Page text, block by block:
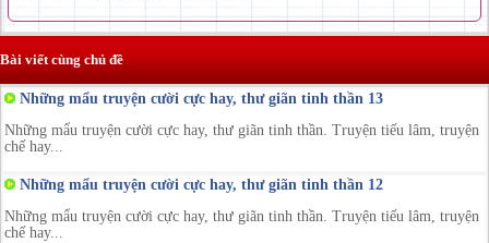
Bài viết cùng chủ đề
Những mẩu truyện cười cực hay, thư giãn tinh thần 13
Những mẩu truyện cười cực hay, thư giãn tinh thần. Truyện tiếu lâm, truyện
chế hay...
Những mẩu truyện cười cực hay, thư giãn tinh thần 12
Những mẩu truyện cười cực hay, thư giãn tinh thần. Truyện tiếu lâm, truyện
chế hay...